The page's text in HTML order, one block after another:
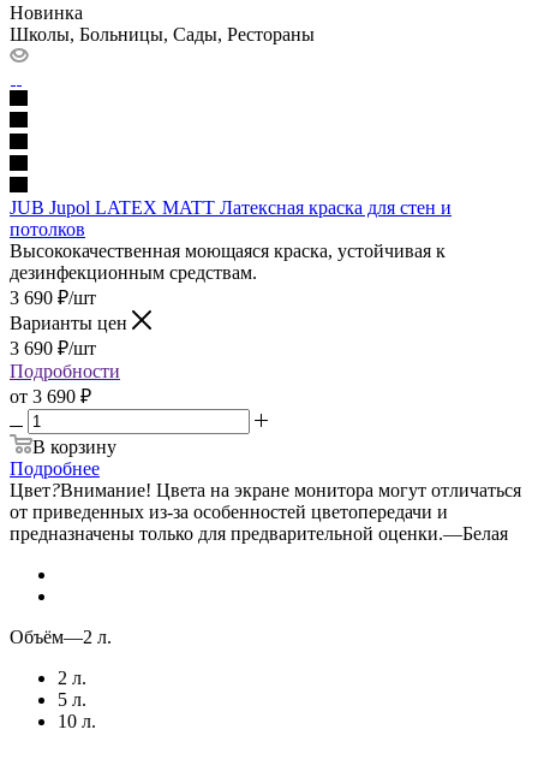
Новинка
Школы, Больницы, Сады, Рестораны
JUB Jupol LATEX MATT Латексная краска для стен и
потолков
Высококачественная моющаяся краска, устойчивая к
дезинфекционным средствам.
3 690 ₽/шт
Варианты цен
3 690 ₽/шт
Подробности
от 3 690 ₽
В корзину
Подробнее
Цвет?Внимание! Цвета на экране монитора могут отличаться
от приведенных из-за особенностей цветопередачи и
предназначены только для предварительной оценки.—Белая
Объём—2 л.
2 л.
5 л.
10 л.